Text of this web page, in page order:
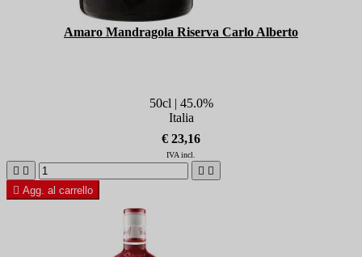
Amaro Mandragola Riserva Carlo Alberto
50cl | 45.0%
Italia
€ 23,16
IVA incl.
   
 Agg. al carrello